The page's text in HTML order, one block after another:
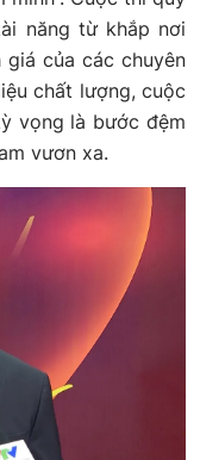
năng từ khắp nơi
của các chuyên
chất lượng, cuộc
vọng là bước đệm
vươn xa.